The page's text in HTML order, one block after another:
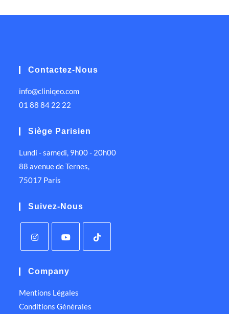
Contactez-Nous
info@cliniqeo.com
01 88 84 22 22
Siège Parisien
Lundi - samedi, 9h00 - 20h00
88 avenue de Ternes,
75017 Paris
Suivez-Nous
Company
Mentions Légales
Conditions Générales